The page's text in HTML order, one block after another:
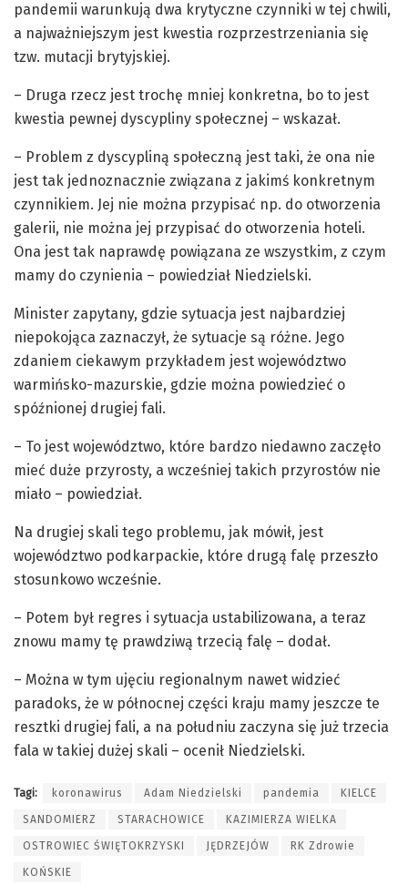
pandemii warunkują dwa krytyczne czynniki w tej chwili,
a najważniejszym jest kwestia rozprzestrzeniania się
tzw. mutacji brytyjskiej.
– Druga rzecz jest trochę mniej konkretna, bo to jest
kwestia pewnej dyscypliny społecznej – wskazał.
– Problem z dyscypliną społeczną jest taki, że ona nie
jest tak jednoznacznie związana z jakimś konkretnym
czynnikiem. Jej nie można przypisać np. do otworzenia
galerii, nie można jej przypisać do otworzenia hoteli.
Ona jest tak naprawdę powiązana ze wszystkim, z czym
mamy do czynienia – powiedział Niedzielski.
Minister zapytany, gdzie sytuacja jest najbardziej
niepokojąca zaznaczył, że sytuacje są różne. Jego
zdaniem ciekawym przykładem jest województwo
warmińsko-mazurskie, gdzie można powiedzieć o
spóźnionej drugiej fali.
– To jest województwo, które bardzo niedawno zaczęło
mieć duże przyrosty, a wcześniej takich przyrostów nie
miało – powiedział.
Na drugiej skali tego problemu, jak mówił, jest
województwo podkarpackie, które drugą falę przeszło
stosunkowo wcześnie.
– Potem był regres i sytuacja ustabilizowana, a teraz
znowu mamy tę prawdziwą trzecią falę – dodał.
– Można w tym ujęciu regionalnym nawet widzieć
paradoks, że w północnej części kraju mamy jeszcze te
resztki drugiej fali, a na południu zaczyna się już trzecia
fala w takiej dużej skali – ocenił Niedzielski.
Tagi: koronawirus Adam Niedzielski pandemia KIELCE
SANDOMIERZ STARACHOWICE KAZIMIERZA WIELKA
OSTROWIEC ŚWIĘTOKRZYSKI JĘDRZEJÓW RK Zdrowie
KOŃSKIE